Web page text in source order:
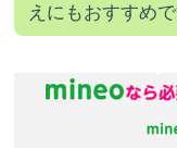
えにもおすすめで